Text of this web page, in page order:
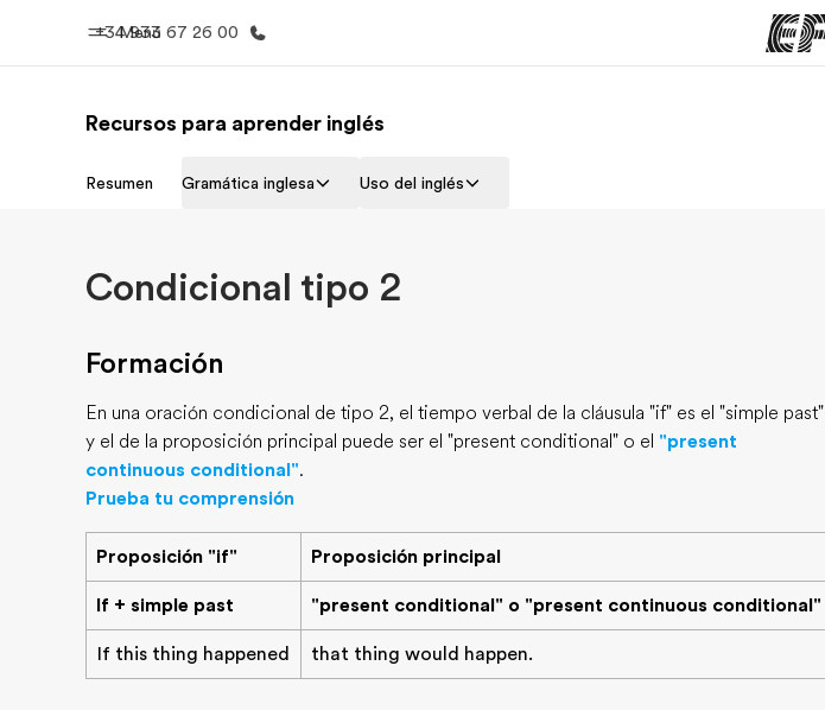
Menú
+34 933 67 26 00
Inicio
Recursos para aprender inglés
Resumen Gramática inglesa Uso del inglés
Condicional tipo 2
Formación
En una oración condicional de tipo 2, el tiempo verbal de la cláusula "if" es el "simple past"
y el de la proposición principal puede ser el "present conditional" o el "present
continuous conditional".
Prueba tu comprensión
Proposición "if" Proposición principal
If + simple past "present conditional" o "present continuous conditional"
If this thing happened that thing would happen.